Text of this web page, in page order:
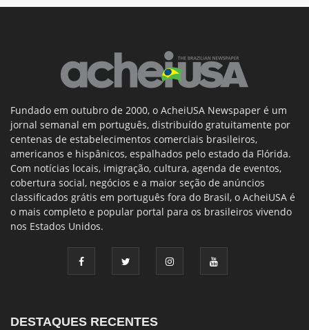
Fundado em outubro de 2000, o AcheiUSA Newspaper é um
jornal semanal em português, distribuído gratuitamente por
centenas de estabelecimentos comerciais brasileiros,
americanos e hispânicos, espalhados pelo estado da Flórida.
Com notícias locais, imigração, cultura, agenda de eventos,
cobertura social, negócios e a maior seção de anúncios
classificados grátis em português fora do Brasil, o AcheiUSA é
o mais completo e popular portal para os brasileiros vivendo
nos Estados Unidos.
DESTAQUES RECENTES